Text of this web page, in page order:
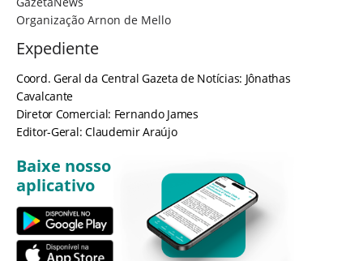
Organização Arnon de Mello
Expediente
Coord. Geral da Central Gazeta de Notícias: Jônathas
Cavalcante
Diretor Comercial: Fernando James
Editor-Geral: Claudemir Araújo
Baixe nosso
aplicativo